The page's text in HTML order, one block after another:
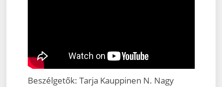
Beszélgetők: Tarja Kauppinen N. Nagy